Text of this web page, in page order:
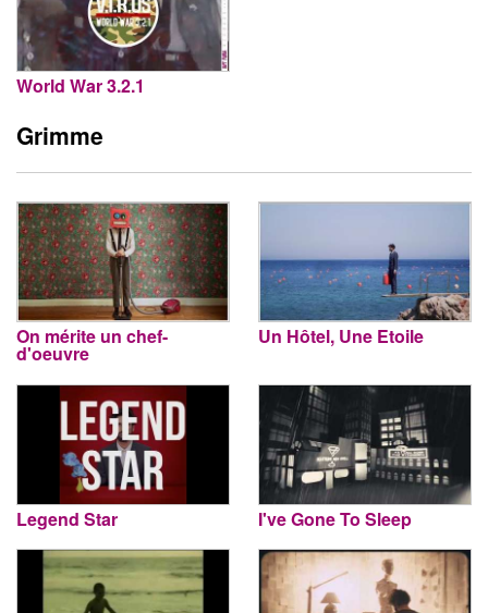
World War 3.2.1
Grimme
On mérite un chef-
d'oeuvre
Un Hôtel, Une Etoile
Legend Star I've Gone To Sleep